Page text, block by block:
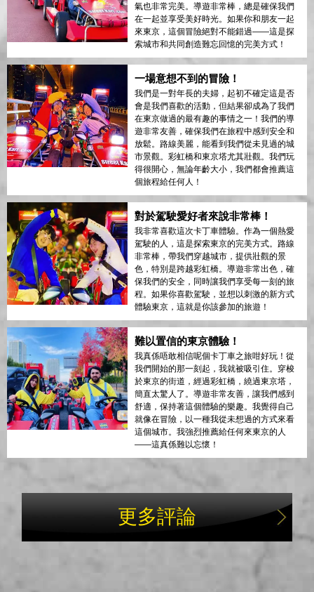
氣也非常完美。導遊非常棒，總是確保我們
在一起並享受美好時光。如果你和朋友一起
來東京，這個冒險絕對不能錯過——這是探
索城市和共同創造難忘回憶的完美方式！
一場意想不到的冒險！
我們是一對年長的夫婦，起初不確定這是否
會是我們喜歡的活動，但結果卻成為了我們
在東京做過的最有趣的事情之一！我們的導
遊非常友善，確保我們在旅程中感到安全和
放鬆。路線美麗，能看到我們從未見過的城
市景觀。彩虹橋和東京塔尤其壯觀。我們玩
得很開心，無論年齡大小，我們都會推薦這
個旅程給任何人！
對於駕駛愛好者來說非常棒！
我非常喜歡這次卡丁車體驗。作為一個熱愛
駕駛的人，這是探索東京的完美方式。路線
非常棒，帶我們穿越城市，提供壯觀的景
色，特別是跨越彩虹橋。導遊非常出色，確
保我們的安全，同時讓我們享受每一刻的旅
程。如果你喜歡駕駛，並想以刺激的新方式
體驗東京，這就是你該參加的旅遊！
難以置信的東京體驗！
我真係唔敢相信呢個卡丁車之旅咁好玩！從
我們開始的那一刻起，我就被吸引住。穿梭
於東京的街道，經過彩虹橋，繞過東京塔，
簡直太驚人了。導遊非常友善，讓我們感到
舒適，保持著這個體驗的樂趣。我覺得自己
就像在冒險，以一種我從未想過的方式來看
這個城市。我強烈推薦給任何來東京的人
——這真係難以忘懷！
更多評論